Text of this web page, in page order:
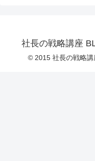
社長の戦略講座
© 2015 社長の戦略